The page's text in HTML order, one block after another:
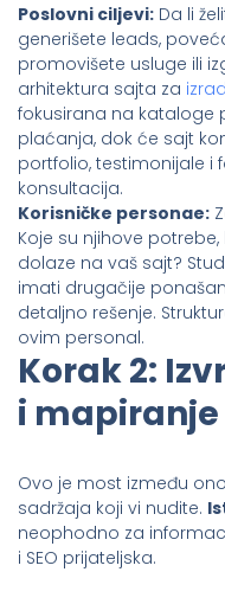
Poslovni ciljevi: Da li
generišete leads,
promovišete usluge ili
arhitektura sajta za
fokusirana na kataloge
plaćanja, dok će sajt
portfolio, testimonijale i
konsultacija.
Korisničke personae:
Koje su njihove
dolaze na vaš sajt?
imati drugačije
detaljno rešenje.
ovim personal.
Korak 2:
i
Ovo je most između
sadržaja koji vi nudite.
neophodno za
i SEO prijateljska.